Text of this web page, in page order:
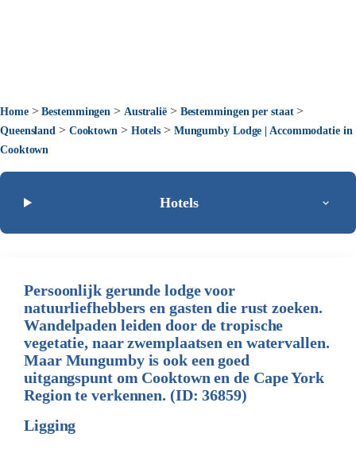
Home>Bestemmingen > Australië> Bestemmingen per staat>
Queensland > Cooktown > Hotels > Mungumby Lodge | Accommodatie in
Cooktown
Hotels
Persoonlijk gerunde lodge voor
natuurliefhebbers en gasten die rust zoeken.
Wandelpaden leiden door de tropische
vegetatie, naar zwemplaatsen en watervallen.
Maar Mungumby is ook een goed
uitgangspunt om Cooktown en de Cape York
Region te verkennen. (ID: 36859)
Ligging